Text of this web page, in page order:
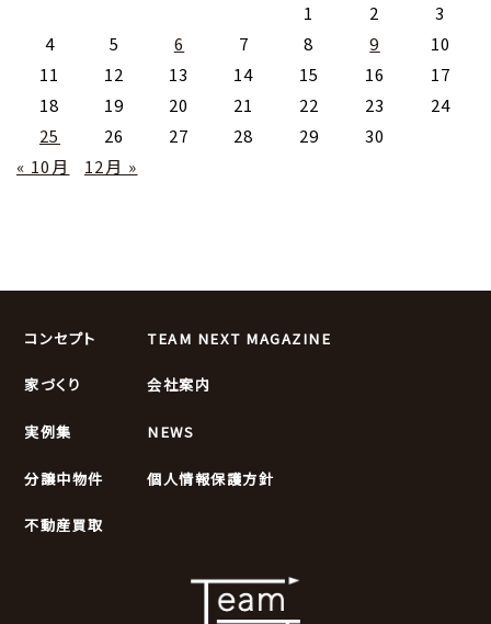
1
2
3
4
5 6 7 8 9
10
11
12 13 14 15 16
17
18
19 20 21 22 23
24
25
26 27 28 29
30
« 10月
12月 »
コンセプト
家づくり
実例集
分譲中物件
不動産買取
TEAM NEXT MAGAZINE
会社案内
NEWS
個人情報保護方針